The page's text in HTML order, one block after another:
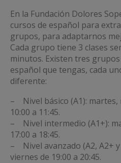
En la Fundación Dolores
cursos de español para
grupos, para adaptarnos
Cada grupo tiene 3 clases
minutos. Existen tres
español que tengas, cada
diferente:
– Nivel básico (A1): martes,
10:00 a 11:45.
– Nivel intermedio (A1+):
17:00 a 18:45.
– Nivel avanzado (A2, A2+
viernes de 19:00 a 20:45.